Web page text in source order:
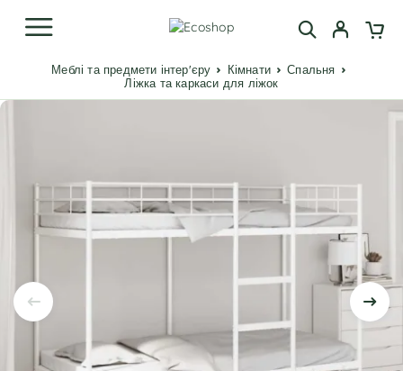
Меблі та предмети інтер'єру Кімнати
Спальня
Ліжка та каркаси для ліжок